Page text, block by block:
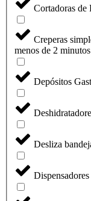
Cortadoras de
Creperas
menos de 2 minutos
Depósitos
Desliza
Dispensadores